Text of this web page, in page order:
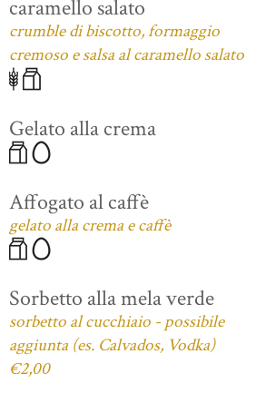
caramello salato
crumble di biscotto, formaggio
cremoso e salsa al caramello salato
Gelato alla crema
Affogato al caffè
gelato alla crema e caffè
Sorbetto alla mela verde
sorbetto al cucchiaio - possibile
aggiunta (es. Calvados, Vodka)
€2,00